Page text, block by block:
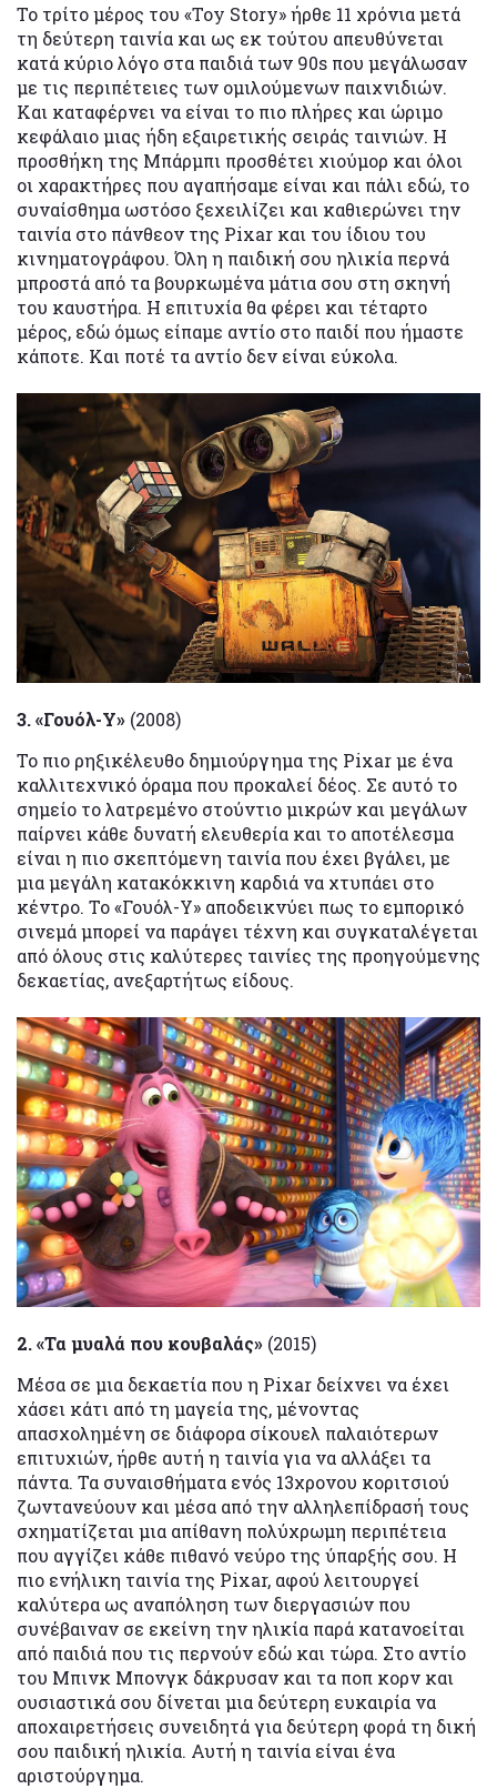
Το τρίτο μέρος του «Toy Story» ήρθε 11 χρόνια μετά
τη δεύτερη ταινία και ως εκ τούτου απευθύνεται
κατά κύριο λόγο στα παιδιά των 90s που μεγάλωσαν
με τις περιπέτειες των ομιλούμενων παιχνιδιών.
Και καταφέρνει να είναι το πιο πλήρες και ώριμο
κεφάλαιο μιας ήδη εξαιρετικής σειράς ταινιών. Η
προσθήκη της Μπάρμπι προσθέτει χιούμορ και όλοι
οι χαρακτήρες που αγαπήσαμε είναι και πάλι εδώ, το
συναίσθημα ωστόσο ξεχειλίζει και καθιερώνει την
ταινία στο πάνθεον της Pixar και του ίδιου του
κινηματογράφου. Όλη η παιδική σου ηλικία περνά
μπροστά από τα βουρκωμένα μάτια σου στη σκηνή
του καυστήρα. Η επιτυχία θα φέρει και τέταρτο
μέρος, εδώ όμως είπαμε αντίο στο παιδί που ήμαστε
κάποτε. Και ποτέ τα αντίο δεν είναι εύκολα.
3. «Γουόλ-Υ» (2008)
Το πιο ρηξικέλευθο δημιούργημα της Pixar με ένα
καλλιτεχνικό όραμα που προκαλεί δέος. Σε αυτό το
σημείο το λατρεμένο στούντιο μικρών και μεγάλων
παίρνει κάθε δυνατή ελευθερία και το αποτέλεσμα
είναι η πιο σκεπτόμενη ταινία που έχει βγάλει, με
μια μεγάλη κατακόκκινη καρδιά να χτυπάει στο
κέντρο. Το «Γουόλ-Υ» αποδεικνύει πως το εμπορικό
σινεμά μπορεί να παράγει τέχνη και συγκαταλέγεται
από όλους στις καλύτερες ταινίες της προηγούμενης
δεκαετίας, ανεξαρτήτως είδους.
2. «Τα μυαλά που κουβαλάς» (2015)
Μέσα σε μια δεκαετία που η Pixar δείχνει να έχει
χάσει κάτι από τη μαγεία της, μένοντας
απασχολημένη σε διάφορα σίκουελ παλαιότερων
επιτυχιών, ήρθε αυτή η ταινία για να αλλάξει τα
πάντα. Τα συναισθήματα ενός 13χρονου κοριτσιού
ζωντανεύουν και μέσα από την αλληλεπίδρασή τους
σχηματίζεται μια απίθανη πολύχρωμη περιπέτεια
που αγγίζει κάθε πιθανό νεύρο της ύπαρξής σου. Η
πιο ενήλικη ταινία της Pixar, αφού λειτουργεί
καλύτερα ως αναπόληση των διεργασιών που
συνέβαιναν σε εκείνη την ηλικία παρά κατανοείται
από παιδιά που τις περνούν εδώ και τώρα. Στο αντίο
του Μπινκ Μπονγκ δάκρυσαν και τα ποπ κορν και
ουσιαστικά σου δίνεται μια δεύτερη ευκαιρία να
αποχαιρετήσεις συνειδητά για δεύτερη φορά τη δική
σου παιδική ηλικία. Αυτή η ταινία είναι ένα
αριστούργημα.